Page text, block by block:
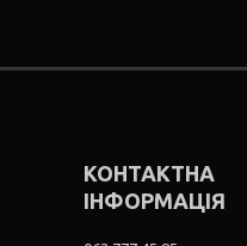
КОНТАКТНА
ІНФОРМАЦІЯ